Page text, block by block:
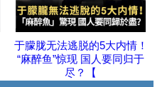
于朦胧无法逃脱的5大内情！
“麻醉鱼”惊现 国人要同归于
尽？【